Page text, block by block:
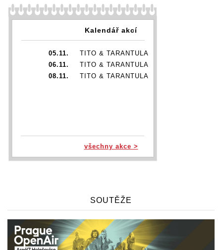
Kalendář akcí
05.11.
TITO & TARANTULA
06.11.
TITO & TARANTULA
08.11.
TITO & TARANTULA
všechny akce >
SOUTĚŽE